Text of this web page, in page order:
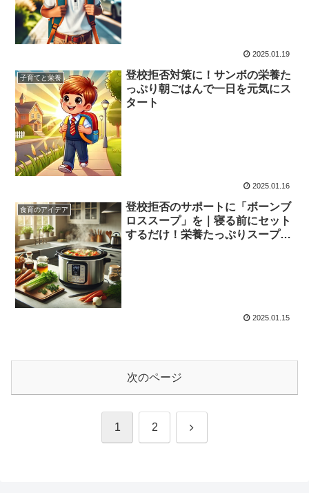
2025.01.19
子育てと栄養
登校拒否対策に！サンボの栄養た
っぷり朝ごはんで一日を元気にス
タート
2025.01.16
食育のアイデア
登校拒否のサポートに「ボーンブ
ロススープ」を｜寝る前にセット
するだけ！栄養たっぷりスープで
2025.01.15
次のページ
1 2 次